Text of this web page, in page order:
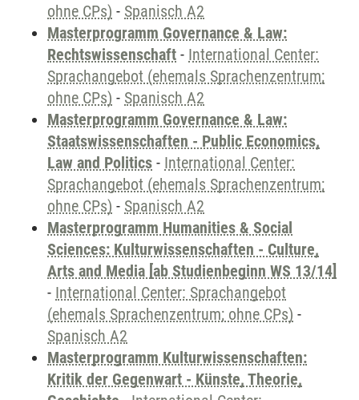
ohne CPs) - Spanisch A2
Masterprogramm Governance & Law:
Rechtswissenschaft - International Center:
Sprachangebot (ehemals Sprachenzentrum;
ohne CPs) - Spanisch A2
Masterprogramm Governance & Law:
Staatswissenschaften - Public Economics,
Law and Politics - International Center:
Sprachangebot (ehemals Sprachenzentrum;
ohne CPs) - Spanisch A2
Masterprogramm Humanities & Social
Sciences: Kulturwissenschaften - Culture,
Arts and Media [ab Studienbeginn WS 13/14]
- International Center: Sprachangebot
(ehemals Sprachenzentrum; ohne CPs) -
Spanisch A2
Masterprogramm Kulturwissenschaften:
Kritik der Gegenwart - Künste, Theorie,